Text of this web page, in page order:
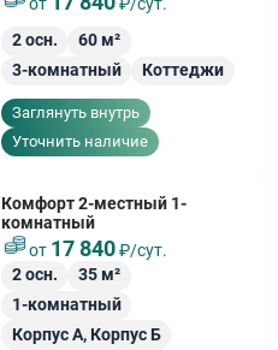
2осн. 60м²
3-комнатный
Коттеджи
Заглянуть внутрь
Уточнить наличие
Комфорт 2-местный 1-
комнатный
от 17 840₽/сут.
2осн. 35м²
1-комнатный
Корпус А, Корпус Б